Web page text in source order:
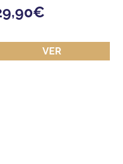
€
VER